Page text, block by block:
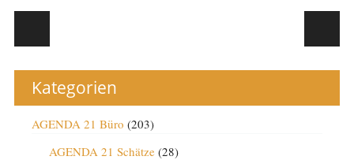
Post navigation
Kategorien
AGENDA 21 Büro (203)
AGENDA 21 Schätze(28)